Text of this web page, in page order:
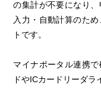
の集計が不要になり
入力・自動計算のた
トです。
マイナポータル連携
ドやICカードリーダラ